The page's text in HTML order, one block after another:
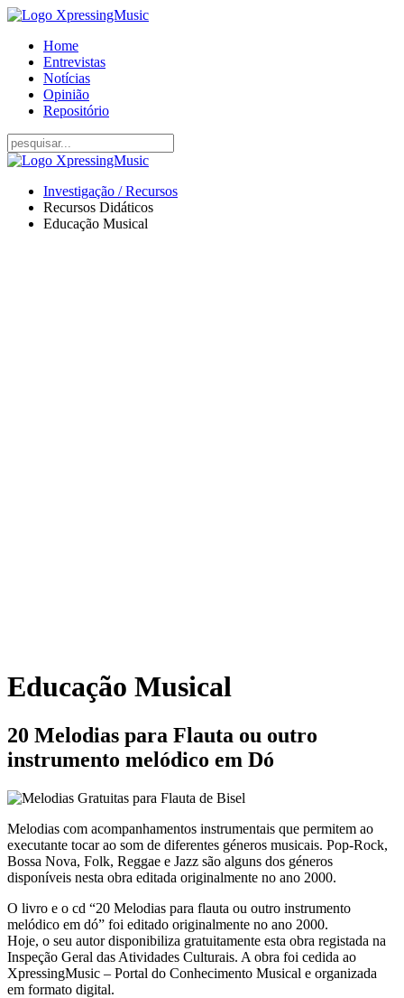
Home
Entrevistas
Notícias
Opinião
Repositório
Investigação / Recursos
Recursos Didáticos
Educação Musical
Educação Musical
20 Melodias para Flauta ou outro
instrumento melódico em Dó
Melodias com acompanhamentos instrumentais que permitem ao
executante tocar ao som de diferentes géneros musicais. Pop-Rock,
Bossa Nova, Folk, Reggae e Jazz são alguns dos géneros
disponíveis nesta obra editada originalmente no ano 2000.
O livro e o cd “20 Melodias para flauta ou outro instrumento
melódico em dó” foi editado originalmente no ano 2000.
Hoje, o seu autor disponibiliza gratuitamente esta obra registada na
Inspeção Geral das Atividades Culturais. A obra foi cedida ao
XpressingMusic – Portal do Conhecimento Musical e organizada
em formato digital.